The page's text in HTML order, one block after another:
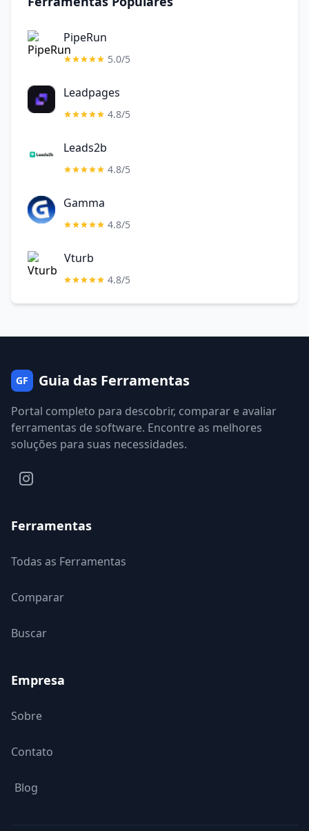
PipeRun
5.0/5
Leadpages
4.8/5
Leads2b
4.8/5
Gamma
4.8/5
Vturb
4.8/5
GF Guia das Ferramentas
Portal completo para descobrir, comparar e avaliar
ferramentas de software. Encontre as melhores
soluções para suas necessidades.
Ferramentas
Todas as Ferramentas
Comparar
Buscar
Empresa
Sobre
Contato
Blog